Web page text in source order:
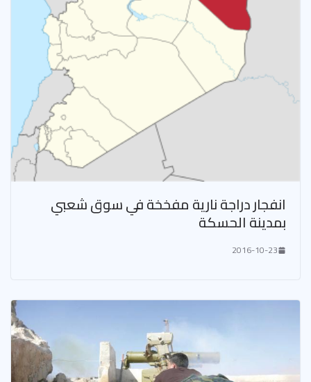
انفجار دراجة نارية مفخخة في سوق شعبي
بمدينة الحسكة
2016-10-23